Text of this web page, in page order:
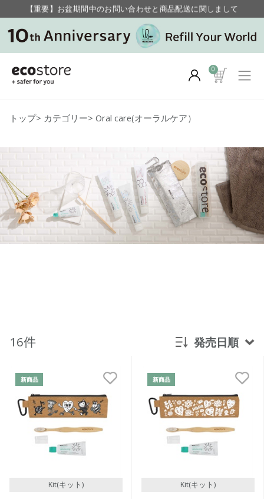
【重要】お盆期間中のお問い合わせと商品配送に関しまして
毎月お得にポイントが貯まる！ “月のポイントアップデー”
0
トップ> カテゴリー> Oral care(オーラルケア）
16件 発売日順
価格が安い
価格が高い
レビューが多い順
新商品
Kit(キット)
新商品
Kit(キット)